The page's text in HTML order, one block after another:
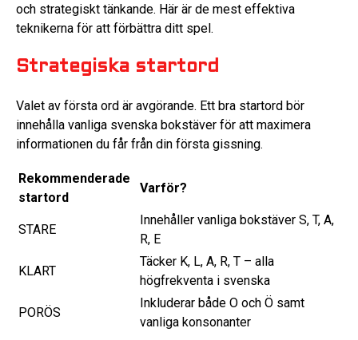
och strategiskt tänkande. Här är de mest effektiva
teknikerna för att förbättra ditt spel.
Strategiska startord
Valet av första ord är avgörande. Ett bra startord bör
innehålla vanliga svenska bokstäver för att maximera
informationen du får från din första gissning.
Rekommenderade
startord
Varför?
STARE
Innehåller vanliga bokstäver S, T, A,
R, E
KLART
Täcker K, L, A, R, T – alla
högfrekventa i svenska
PORÖS
Inkluderar både O och Ö samt
vanliga konsonanter